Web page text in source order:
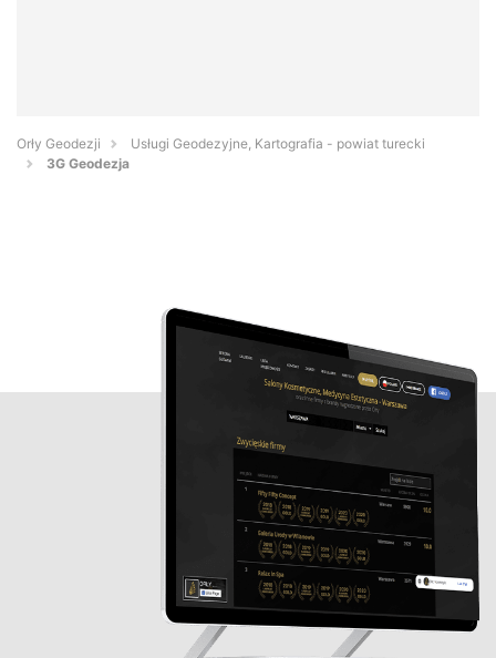
Orły Geodezji
Usługi Geodezyjne, Kartografia - powiat turecki
3G Geodezja